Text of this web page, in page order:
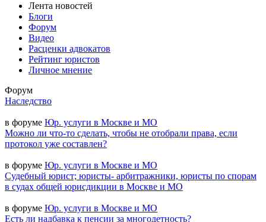
Лента новостей
Блоги
Форум
Видео
Расценки адвокатов
Рейтинг юристов
Личное мнение
Форум
Наследство
в форуме Юр. услуги в Москве и МО
Можно ли что-то сделать, чтобы не отобрали права, если
протокол уже составлен?
в форуме Юр. услуги в Москве и МО
Судебный юрист; юристы- арбитражники, юристы по спорам
в судах общей юрисдикции в Москве и МО
в форуме Юр. услуги в Москве и МО
Есть ли надбавка к пенсии за многодетность?